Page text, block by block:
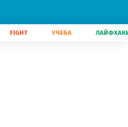
FIGHT УЧЕБА